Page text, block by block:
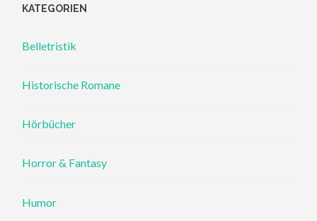
KATEGORIEN
Belletristik
Historische Romane
Hörbücher
Horror & Fantasy
Humor